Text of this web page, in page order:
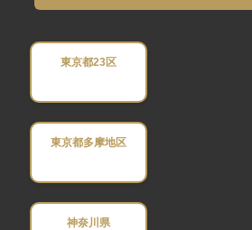
東京都23区
東京都多摩地区
神奈川県